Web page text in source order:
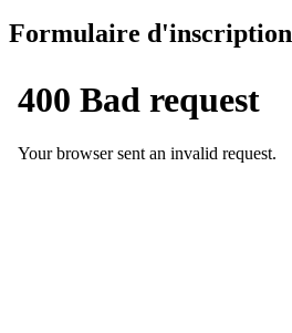
Formulaire d'inscription